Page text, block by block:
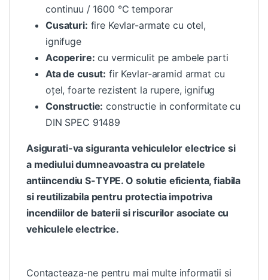
continuu / 1600 °C temporar
Cusaturi: fire Kevlar-armate cu otel,
ignifuge
Acoperire: cu vermiculit pe ambele parti
Ata de cusut: fir Kevlar-aramid armat cu
oțel, foarte rezistent la rupere, ignifug
Constructie: constructie in conformitate cu
DIN SPEC 91489
Asigurati-va siguranta vehiculelor electrice si
a mediului dumneavoastra cu prelatele
antiincendiu S-TYPE. O solutie eficienta, fiabila
si reutilizabila pentru protectia impotriva
incendiilor de baterii si riscurilor asociate cu
vehiculele electrice.
Contacteaza-ne pentru mai multe informatii si